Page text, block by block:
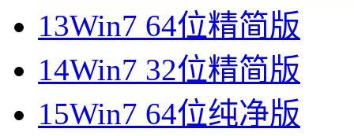
13Win7 64位精简版
14Win7 32位精简版
15Win7 64位纯净版